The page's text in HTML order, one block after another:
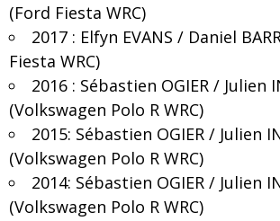
(Ford Fiesta WRC)
2017 : Elfyn EVANS / Daniel
Fiesta WRC)
2016 : Sébastien OGIER / Julien
(Volkswagen Polo R WRC)
2015: Sébastien OGIER / Julien
(Volkswagen Polo R WRC)
2014: Sébastien OGIER / Julien
(Volkswagen Polo R WRC)